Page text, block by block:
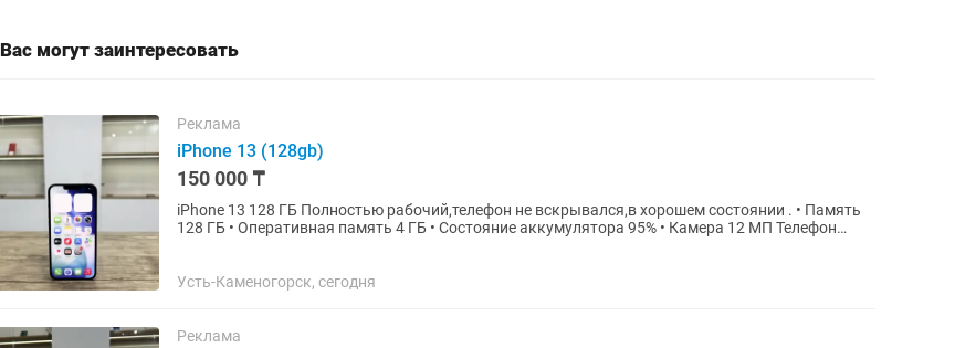
Вас могут заинтересовать
Реклама
iPhone 13 (128gb)
150 000 ₸
iPhone 13 128 ГБ Полностью рабочий,телефон не вскрывался,в хорошем состоянии . • Память
128 ГБ • Оперативная память 4 ГБ • Состояние аккумулятора 95% • Камера 12 МП Телефон
Усть-Каменогорск, сегодня
Реклама